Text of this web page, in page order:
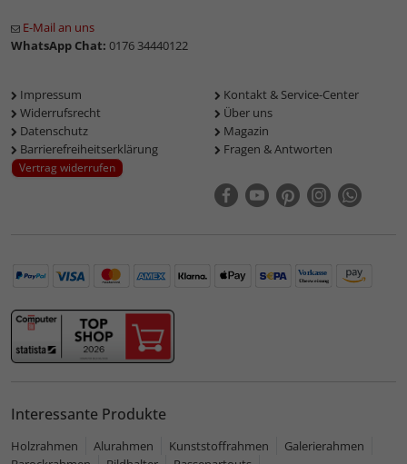
E-Mail an uns
WhatsApp Chat: 0176 34440122
Impressum
Widerrufsrecht
Datenschutz
Barrierefreiheitserklärung
Vertrag widerrufen
Kontakt & Service-Center
Über uns
Magazin
Fragen & Antworten
Interessante Produkte
Holzrahmen Alurahmen Kunststoffrahmen
Galerierahmen